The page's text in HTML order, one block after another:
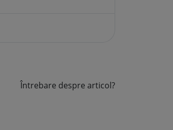
Întrebare despre articol?